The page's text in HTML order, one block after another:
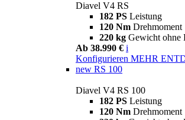
Diavel V4 RS
182 PS Leistung
120 Nm Drehmoment
220 kg Gewicht ohne
Ab 38.990 € i
Konfigurieren MEHR
new RS 100
Diavel V4 RS 100
182 PS Leistung
120 Nm Drehmoment